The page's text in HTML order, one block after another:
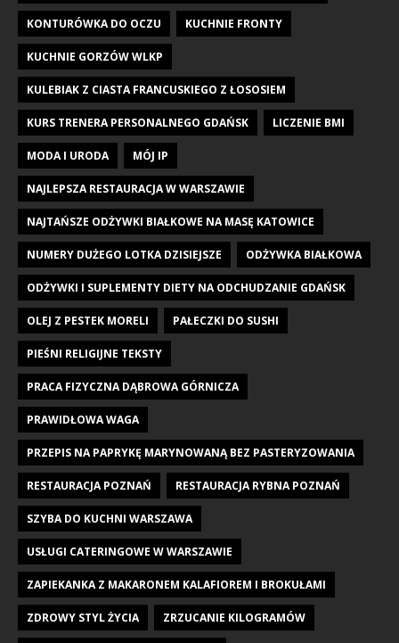
KONTURÓWKA DO OCZU KUCHNIE FRONTY
KUCHNIE GORZÓW WLKP
KULEBIAK Z CIASTA FRANCUSKIEGO Z ŁOSOSIEM
KURS TRENERA PERSONALNEGO GDAŃSK LICZENIE BMI
MODA I URODA MÓJ IP
NAJLEPSZA RESTAURACJA W WARSZAWIE
NAJTAŃSZE ODŻYWKI BIAŁKOWE NA MASĘ KATOWICE
NUMERY DUŻEGO LOTKA DZISIEJSZE ODŻYWKA BIAŁKOWA
ODŻYWKI I SUPLEMENTY DIETY NA ODCHUDZANIE GDAŃSK
OLEJ Z PESTEK MORELI PAŁECZKI DO SUSHI
PIEŚNI RELIGIJNE TEKSTY
PRACA FIZYCZNA DĄBROWA GÓRNICZA
PRAWIDŁOWA WAGA
PRZEPIS NA PAPRYKĘ MARYNOWANĄ BEZ PASTERYZOWANIA
RESTAURACJA POZNAŃ RESTAURACJA RYBNA POZNAŃ
SZYBA DO KUCHNI WARSZAWA
USŁUGI CATERINGOWE W WARSZAWIE
ZAPIEKANKA Z MAKARONEM KALAFIOREM I BROKUŁAMI
ZDROWY STYL ŻYCIA ZRZUCANIE KILOGRAMÓW